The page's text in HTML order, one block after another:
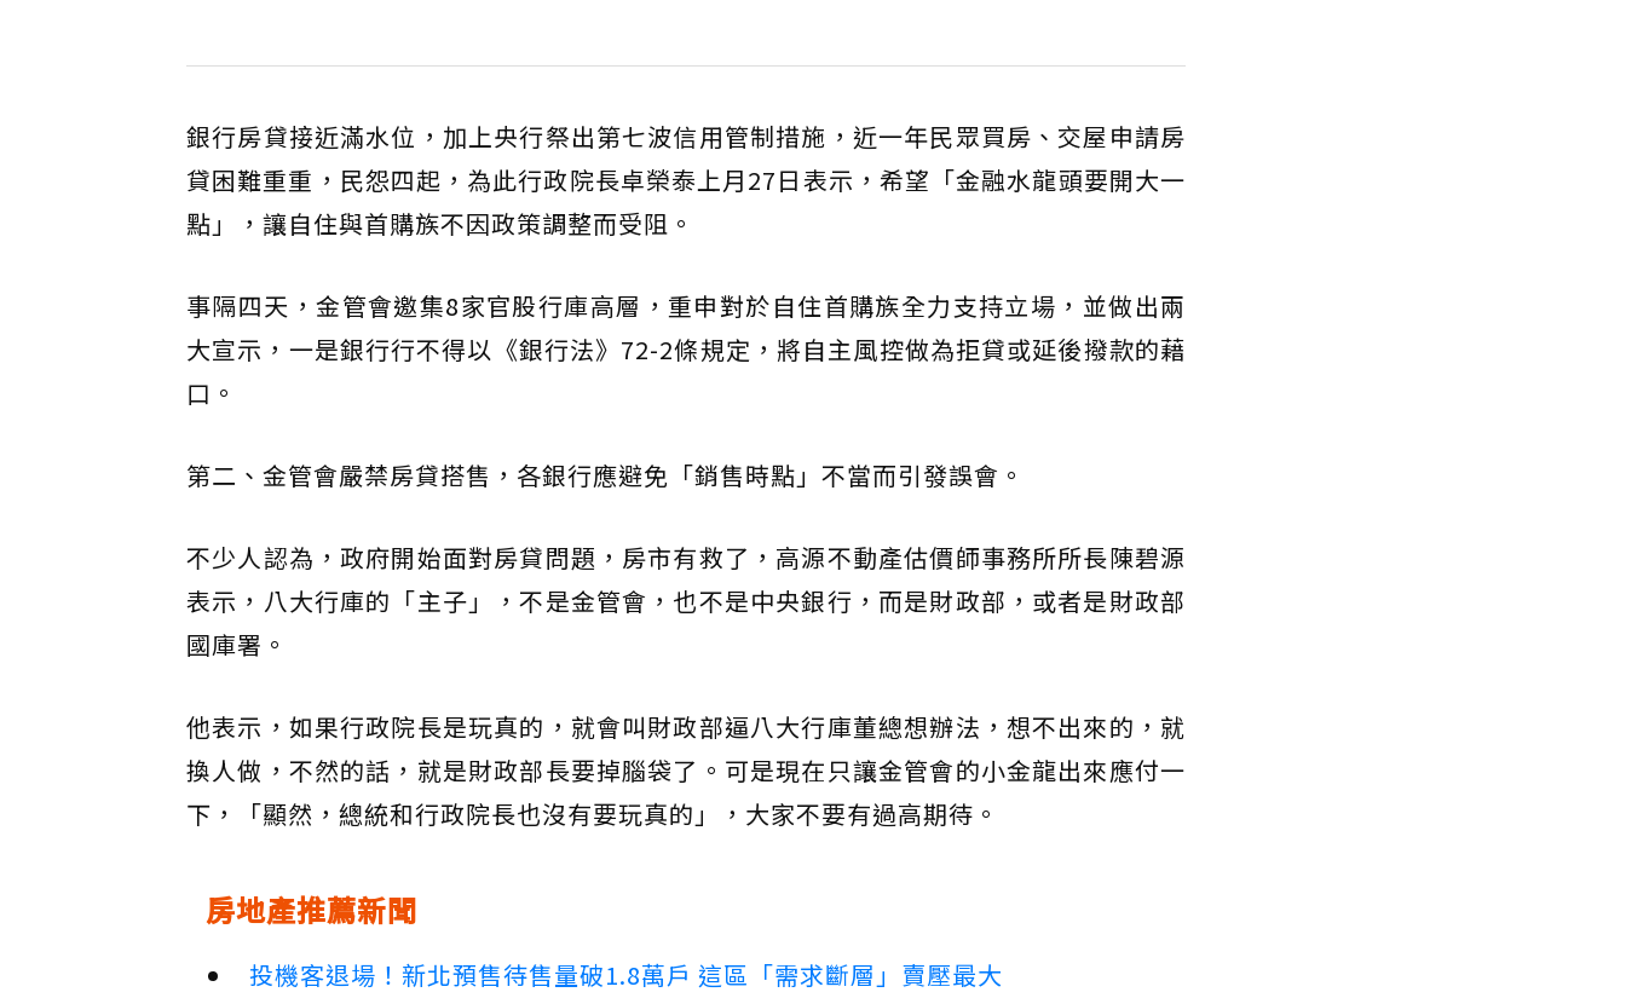
銀行房貸接近滿水位，加上央行祭出第七波信用管制措施，近一年民眾買房、交屋申請房
貸困難重重，民怨四起，為此行政院長卓榮泰上月27日表示，希望「金融水龍頭要開大一
點」，讓自住與首購族不因政策調整而受阻。
事隔四天，金管會邀集8家官股行庫高層，重申對於自住首購族全力支持立場，並做出兩
大宣示，一是銀行行不得以《銀行法》72-2條規定，將自主風控做為拒貸或延後撥款的藉
口。
第二、金管會嚴禁房貸搭售，各銀行應避免「銷售時點」不當而引發誤會。
不少人認為，政府開始面對房貸問題，房市有救了，高源不動產估價師事務所所長陳碧源
表示，八大行庫的「主子」，不是金管會，也不是中央銀行，而是財政部，或者是財政部
國庫署。
他表示，如果行政院長是玩真的，就會叫財政部逼八大行庫董總想辦法，想不出來的，就
換人做，不然的話，就是財政部長要掉腦袋了。可是現在只讓金管會的小金龍出來應付一
下，「顯然，總統和行政院長也沒有要玩真的」，大家不要有過高期待。
房地產推薦新聞
投機客退場！新北預售待售量破1.8萬戶 這區「需求斷層」賣壓最大